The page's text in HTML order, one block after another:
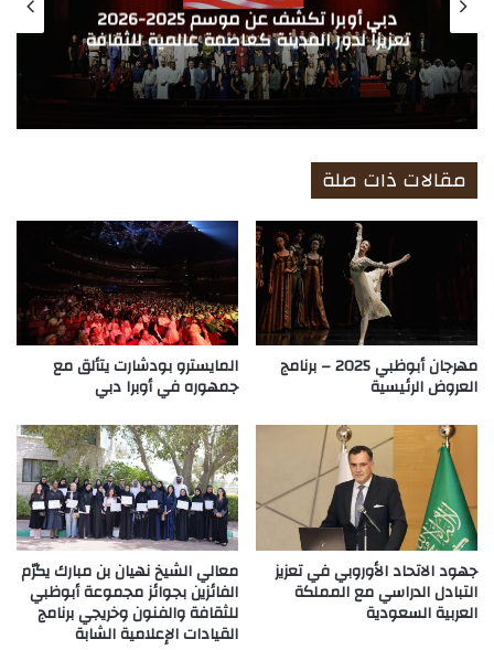
دبي أوبرا تكشف عن موسم 2025-2026
تعزيزاً لدور المدينة كعاصمة عالمية للثقافة
مقالات ذات صلة
مهرجان أبوظبي 2025 – برنامج
العروض الرئيسية
المايسترو بودشارت يتألق مع
جمهوره في أوبرا دبي
جهود الاتحاد الأوروبي في تعزيز
التبادل الدراسي مع المملكة
العربية السعودية
معالي الشيخ نهيان بن مبارك يكرّم
الفائزين بجوائز مجموعة أبوظبي
للثقافة والفنون وخريجي برنامج
القيادات الإعلامية الشابة